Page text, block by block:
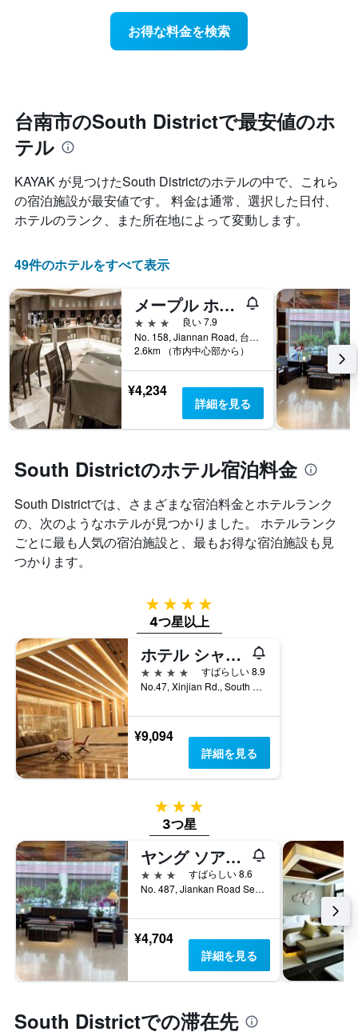
ラ
ン
ク
ご
と
の
カ
テ
ー
表
し
て
い
ま
す。
表
の
Y
軸
本
は、
去
3
日
間
に
た
本
日
の
客
室
の
平
均
料
し
て
い
ま
す
に
集
計
て
表
示
し
も
の
で
す
表
の
X
軸
1
本
は、
ホ
ラ
ク
と
の
カ
を
表
し
て
い
ま
す。
表
の
Y
は、
過
去
3
日
間
に
見
つ
か
今
れ
て
客
室
金
が
ど
う
変
化
す
る
か
を
表
し
て
い
表
X
1
本
は、
の
日
数
を
表
し
て
い
ま
す
軸
1
本
は、
客
室
の
平
均
料
表
お得な料金を検索
台南市のSouth Districtで最安値のホ
テル
KAYAK が見つけたSouth Districtのホテルの中で、これら
の宿泊施設が最安値です。 料金は通常、選択した日付、
ホテルのランク、また所在地によって変動します。
49件のホテルをすべて表示
メープル ホテル
3つ星
良い 7.9
No. 158, Jiannan Road, 台南市, 台湾
2.6km （市内中心部から）
¥4,234
詳細を見る
South Districtのホテル宿泊料金
South District​では、さまざまな宿泊料金とホテルランク
の、次のようなホテルが見つかりました。 ホテルランク
ごとに最も人気の宿泊施設と、最もお得な宿泊施設も見
つかります。
4つ星
4つ星以上
ホテル シャトー安平
4つ星
すばらしい 8.9
No.47, Xinjian Rd., South Dist., 台南市, 台湾
¥9,094
詳細を見る
3つ星
3つ星
ヤング ソアリアン ブティック ホテル (揚悅精緻大飯店 - 台南館)
3つ星
すばらしい 8.6
No. 487, Jiankan Road Section 2, 台南市, 台湾
¥4,704
詳細を見る
South Districtでの滞在先